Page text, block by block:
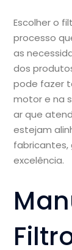
Escolher o
processo
as
dos
pode fazer
motor e na
ar que
estejam
fabricantes,
excelência.